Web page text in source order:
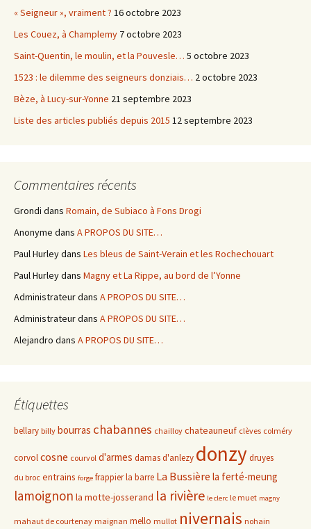
« Seigneur », vraiment ? 16 octobre 2023
Les Couez, à Champlemy 7 octobre 2023
Saint-Quentin, le moulin, et la Pouvesle… 5 octobre 2023
1523 : le dilemme des seigneurs donziais… 2 octobre 2023
Bèze, à Lucy-sur-Yonne 21 septembre 2023
Liste des articles publiés depuis 2015 12 septembre 2023
Commentaires récents
Grondi dans Romain, de Subiaco à Fons Drogi
Anonyme dans A PROPOS DU SITE…
Paul Hurleydans Les bleus de Saint-Verain et les Rochechouart
Paul Hurleydans Magny et La Rippe, au bord de l’Yonne
Administrateurdans A PROPOS DU SITE…
Administrateurdans A PROPOS DU SITE…
Alejandro dans A PROPOS DU SITE…
Étiquettes
bellary billy bourras chabannes chailloy chateauneuf clèves colméry
corvolcosne courvol d'armes damas d'anlezy donzydruyes
du broc entrains forge frappierla barre La Bussière la ferté-meung
lamoignon la motte-josserand la rivière le clerc le muet magny
mahaut de courtenay maignan mello mullot nivernais nohain